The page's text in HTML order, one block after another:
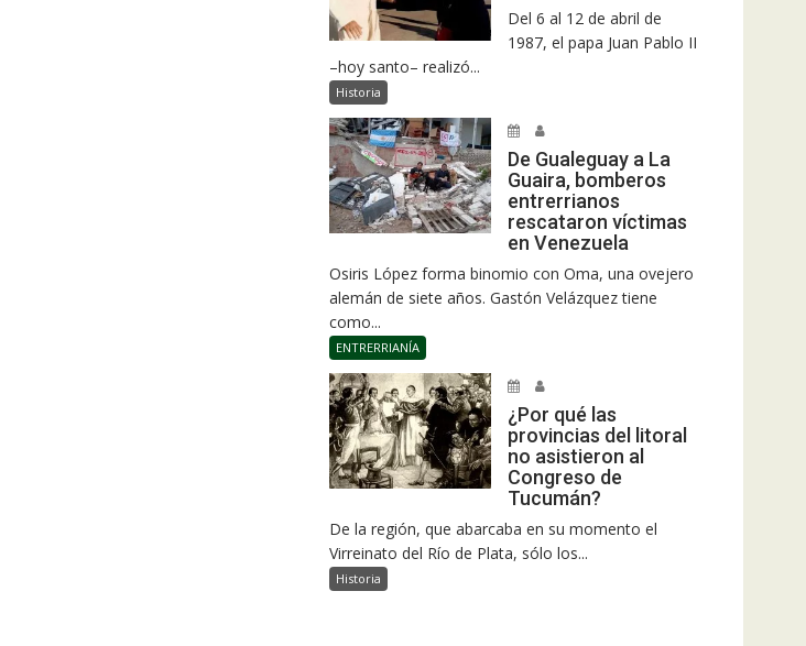
Del 6 al 12 de abril de
1987, el papa Juan Pablo II
–hoy santo– realizó...
Historia
De Gualeguay a La
Guaira, bomberos
entrerrianos
rescataron víctimas
en Venezuela
Osiris López forma binomio con Oma, una ovejero
alemán de siete años. Gastón Velázquez tiene
como...
ENTRERRIANÍA
¿Por qué las
provincias del litoral
no asistieron al
Congreso de
Tucumán?
De la región, que abarcaba en su momento el
Virreinato del Río de Plata, sólo los...
Historia